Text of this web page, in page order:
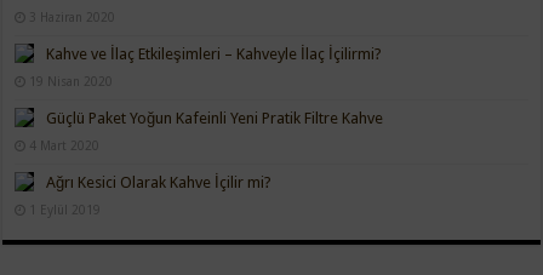
3 Haziran 2020
Kahve ve İlaç Etkileşimleri – Kahveyle İlaç İçilirmi?
19 Nisan 2020
Güçlü Paket Yoğun Kafeinli Yeni Pratik Filtre Kahve
4 Mart 2020
Ağrı Kesici Olarak Kahve İçilir mi?
1 Eylül 2019